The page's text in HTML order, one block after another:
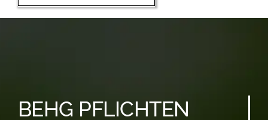
BEHG PFLICHTEN